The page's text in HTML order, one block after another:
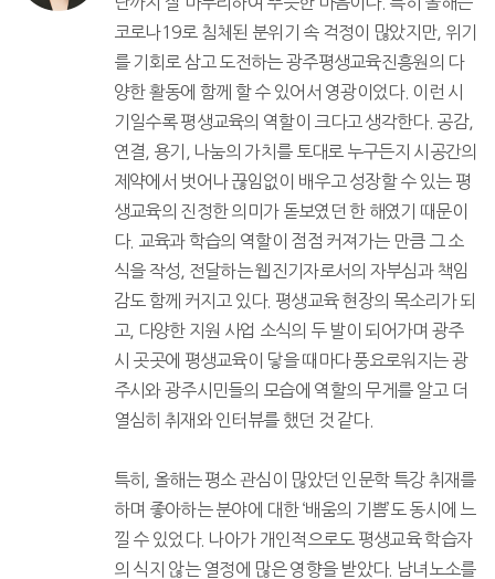
코로나19로 침체된 분위기 속 걱정이 많았지만, 위기
를 기회로 삼고 도전하는 광주평생교육진흥원의 다
양한 활동에 함께 할 수 있어서 영광이었다. 이런 시
기일수록 평생교육의 역할이 크다고 생각한다. 공감,
연결, 용기, 나눔의 가치를 토대로 누구든지 시공간의
제약에서 벗어나 끊임없이 배우고 성장할 수 있는 평
생교육의 진정한 의미가 돋보였던 한 해였기 때문이
다. 교육과 학습의 역할이 점점 커져가는 만큼 그 소
식을 작성, 전달하는 웹진기자로서의 자부심과 책임
감도 함께 커지고 있다. 평생교육 현장의 목소리가 되
고, 다양한 지원 사업 소식의 두 발이 되어가며 광주
시 곳곳에 평생교육이 닿을 때마다 풍요로워지는 광
주시와 광주시민들의 모습에 역할의 무게를 알고 더
열심히 취재와 인터뷰를 했던 것 같다.
특히, 올해는 평소 관심이 많았던 인문학 특강 취재를
하며 좋아하는 분야에 대한 ‘배움의 기쁨’도 동시에 느
낄 수 있었다. 나아가 개인적으로도 평생교육 학습자
의 식지 않는 열정에 많은 영향을 받았다. 남녀노소를